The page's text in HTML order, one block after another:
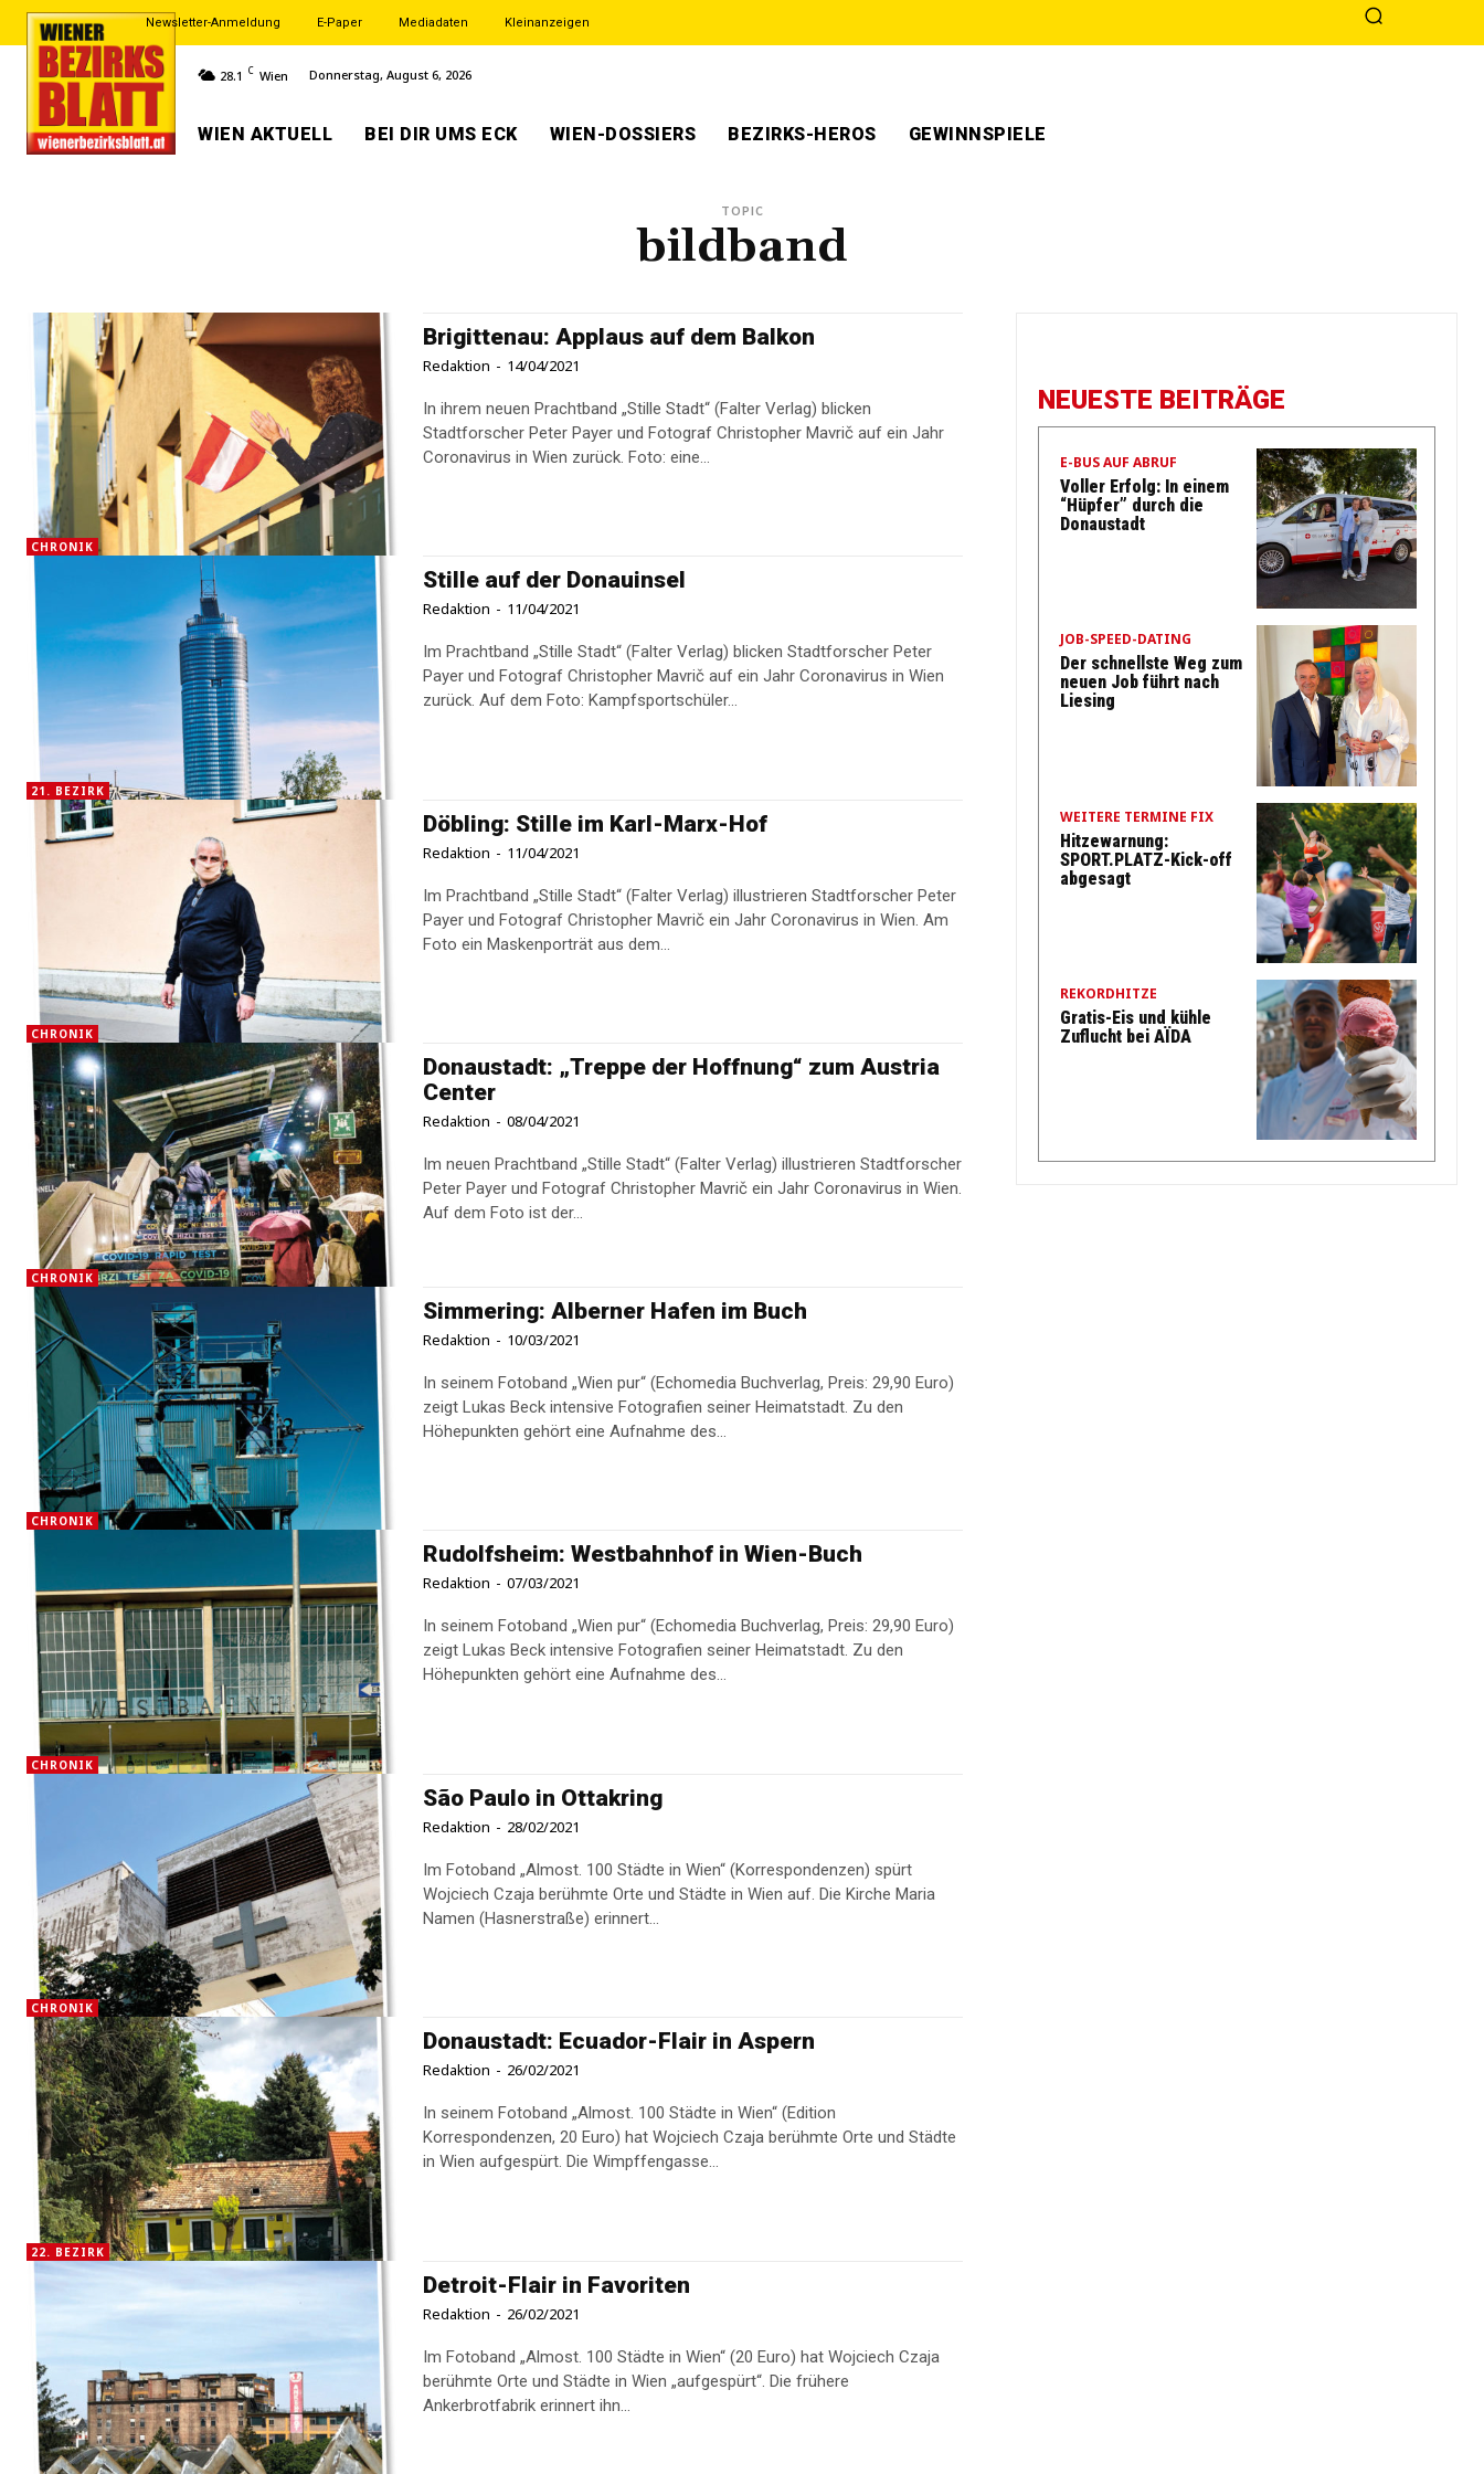
Newsletter-Anmeldung E-Paper Mediadaten Kleinanzeigen
28.1 C Wien Donnerstag, August 6, 2026
WIEN AKTUELL BEI DIR UMS ECK WIEN-DOSSIERS BEZIRKS-HEROS GEWINNSPIELE
TOPIC
bildband
CHRONIK
Brigittenau: Applaus auf dem Balkon
Redaktion - 14/04/2021
In ihrem neuen Prachtband „Stille Stadt“ (Falter Verlag) blicken
Stadtforscher Peter Payer und Fotograf Christopher Mavrič auf ein Jahr
Coronavirus in Wien zurück. Foto: eine...
21. BEZIRK
Stille auf der Donauinsel
Redaktion - 11/04/2021
Im Prachtband „Stille Stadt“ (Falter Verlag) blicken Stadtforscher Peter
Payer und Fotograf Christopher Mavrič auf ein Jahr Coronavirus in Wien
zurück. Auf dem Foto: Kampfsportschüler...
CHRONIK
Döbling: Stille im Karl-Marx-Hof
Redaktion - 11/04/2021
Im Prachtband „Stille Stadt“ (Falter Verlag) illustrieren Stadtforscher Peter
Payer und Fotograf Christopher Mavrič ein Jahr Coronavirus in Wien. Am
Foto ein Maskenporträt aus dem...
CHRONIK
Donaustadt: „Treppe der Hoffnung“ zum Austria
Center
Redaktion - 08/04/2021
Im neuen Prachtband „Stille Stadt“ (Falter Verlag) illustrieren Stadtforscher
Peter Payer und Fotograf Christopher Mavrič ein Jahr Coronavirus in Wien.
Auf dem Foto ist der...
CHRONIK
Simmering: Alberner Hafen im Buch
Redaktion - 10/03/2021
In seinem Fotoband „Wien pur“ (Echomedia Buchverlag, Preis: 29,90 Euro)
zeigt Lukas Beck intensive Fotografien seiner Heimatstadt. Zu den
Höhepunkten gehört eine Aufnahme des...
CHRONIK
Rudolfsheim: Westbahnhof in Wien-Buch
Redaktion - 07/03/2021
In seinem Fotoband „Wien pur“ (Echomedia Buchverlag, Preis: 29,90 Euro)
zeigt Lukas Beck intensive Fotografien seiner Heimatstadt. Zu den
Höhepunkten gehört eine Aufnahme des...
CHRONIK
São Paulo in Ottakring
Redaktion - 28/02/2021
Im Fotoband „Almost. 100 Städte in Wien“ (Korrespondenzen) spürt
Wojciech Czaja berühmte Orte und Städte in Wien auf. Die Kirche Maria
Namen (Hasnerstraße) erinnert...
22. BEZIRK
Donaustadt: Ecuador-Flair in Aspern
Redaktion - 26/02/2021
In seinem Fotoband „Almost. 100 Städte in Wien“ (Edition
Korrespondenzen, 20 Euro) hat Wojciech Czaja berühmte Orte und Städte
in Wien aufgespürt. Die Wimpffengasse...
Detroit-Flair in Favoriten
Redaktion - 26/02/2021
Im Fotoband „Almost. 100 Städte in Wien“ (20 Euro) hat Wojciech Czaja
berühmte Orte und Städte in Wien „aufgespürt“. Die frühere
Ankerbrotfabrik erinnert ihn...
NEUESTE BEITRÄGE
E-BUS AUF ABRUF
Voller Erfolg: In einem
“Hüpfer” durch die
Donaustadt
JOB-SPEED-DATING
Der schnellste Weg zum
neuen Job führt nach
Liesing
WEITERE TERMINE FIX
Hitzewarnung:
SPORT.PLATZ-Kick-off
abgesagt
REKORDHITZE
Gratis-Eis und kühle
Zuflucht bei AÏDA